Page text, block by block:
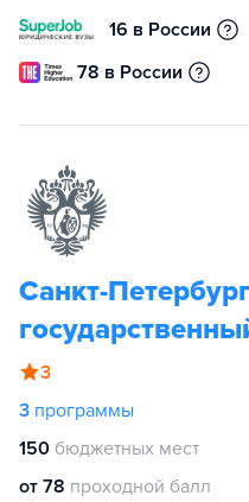
16 в России
78 в России
Санкт-
3
3 программы
150 бюджетных мест
от 78 проходной балл